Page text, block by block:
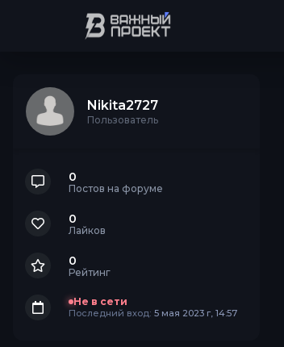
Nikita2727
Пользователь
0
Постов на форуме
0
Лайков
0
Рейтинг
Не в сети
Последний вход: 5 мая 2023 г, 14:57